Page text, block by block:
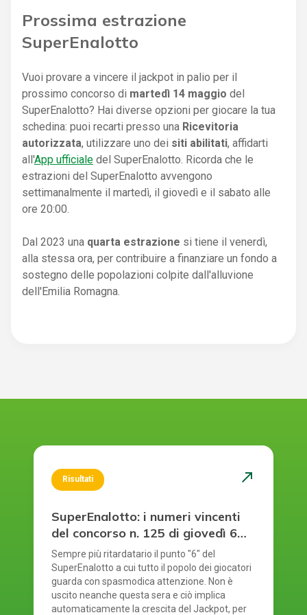
Prossima estrazione
SuperEnalotto
Vuoi provare a vincere il jackpot in palio per il
prossimo concorso di martedì 14 maggio del
SuperEnalotto? Hai diverse opzioni per giocare la tua
schedina: puoi recarti presso una Ricevitoria
autorizzata, utilizzare uno dei siti abilitati, affidarti
all'App ufficiale del SuperEnalotto. Ricorda che le
estrazioni del SuperEnalotto avvengono
settimanalmente il martedì, il giovedì e il sabato alle
ore 20:00.
Dal 2023 una quarta estrazione si tiene il venerdì,
alla stessa ora, per contribuire a finanziare un fondo a
sostegno delle popolazioni colpite dall'alluvione
dell'Emilia Romagna.
Risultati north_east
SuperEnalotto: i numeri vincenti
del concorso n. 125 di giovedì 6
agosto 2026
Sempre più ritardatario il punto "6" del
SuperEnalotto a cui tutto il popolo dei giocatori
guarda con spasmodica attenzione. Non è
uscito neanche questa sera e ciò implica
automaticamente la crescita del Jackpot, per